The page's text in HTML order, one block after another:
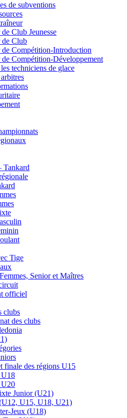
de subventions
Club Jeunesse
de Club
de Compétition-Introduction
de Compétition-Développement
techniciens de glace
Tankard
Tige
Senior et Maîtres
officiel
clubs
des clubs
finale des régions U15
Junior (U21)
U15, U18, U21)
Jeux (U18)